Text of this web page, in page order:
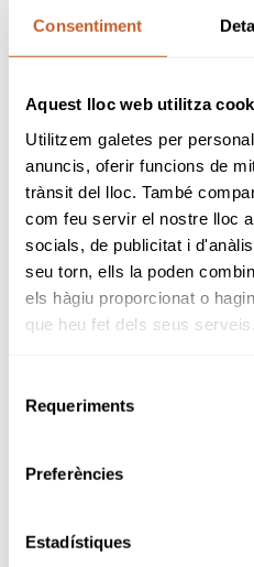
Consentiment
Aquest lloc web utilitza
Utilitzem galetes per
anuncis, oferir funcions de
trànsit del lloc. També
com feu servir el nostre lloc
socials, de publicitat i
seu torn, ells la poden
els hàgiu proporcionat o
que heu fet dels seus serveis.
Requeriments
Preferències
Estadístiques
tornar a notícies